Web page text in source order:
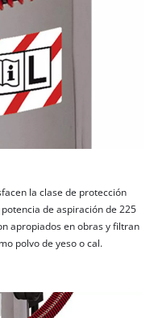
para
Google Maps!
la clase de protección
de aspiración de 225
apropiados en obras y filtran
polvo de yeso o cal.